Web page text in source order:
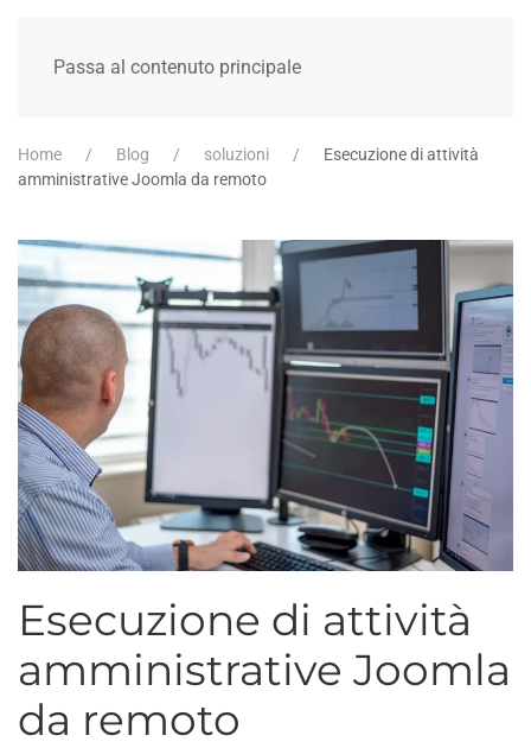
Passa al contenuto principale
Home Blog soluzioni
Esecuzione di attività
amministrative Joomla da remoto
Esecuzione di attività
amministrative Joomla
da remoto